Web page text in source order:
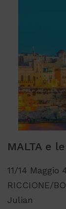
MALTA e
11/14
RICCIONE/
Julian